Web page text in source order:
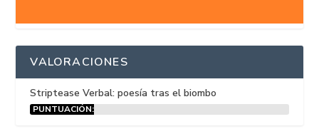
VALORACIONES
Striptease Verbal: poesía tras el biombo
PUNTUACIÓN: